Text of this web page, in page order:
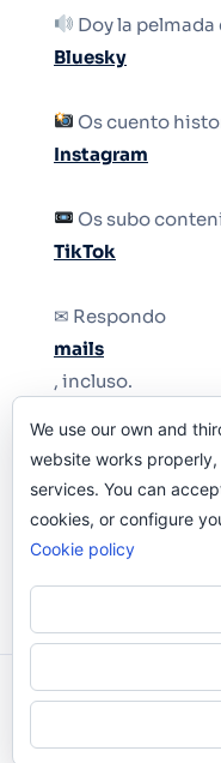
Doy la pelmada
Bluesky
Os cuento
Instagram
Os subo
TikTok
✉ Respondo
mails
, incluso.
Y si una persona
le quiten el
Odi O'Malley ©
We use our own and
website works
services. You can
cookies, or configure
Cookie policy